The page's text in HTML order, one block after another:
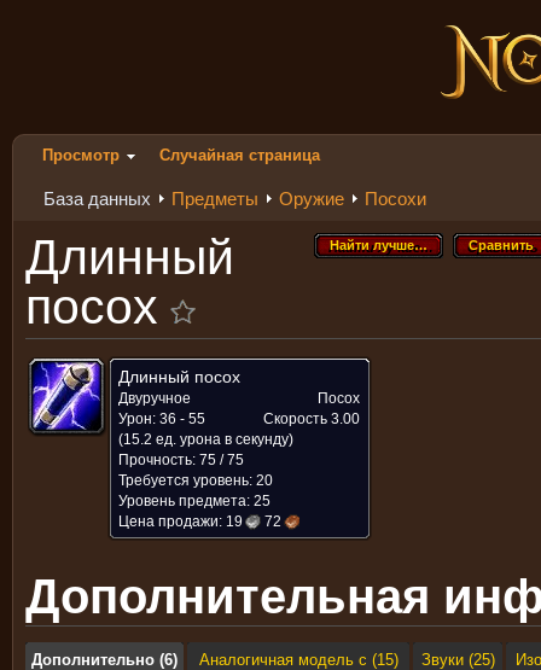
Просмотр Случайная страница
База данных Предметы Оружие Посохи
Сравнить
Сравнить
Найти лучше…
Найти лучше…
Длинный
посох
Длинный посох
Двуручное
Посох
Урон: 36 - 55
Скорость 3.00
(15.2 ед. урона в секунду)
Прочность: 75 / 75
Требуется уровень: 20
Уровень предмета: 25
Цена продажи: 19 72
Дополнительная
Дополнительно (6) Аналогичная модель с (15) Звуки (25)